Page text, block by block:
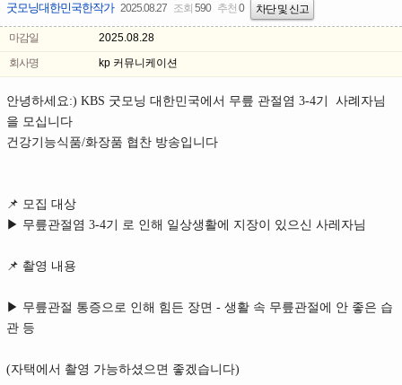
굿모닝대한민국한작가 2025.08.27 조회 590 추천 0 차단 및 신고
마감일
2025.08.28
회사명
kp 커뮤니케이션
안녕하세요:) KBS 굿모닝 대한민국에서 무릎 관절염 3-4기 사례자님
을 모십니다
건강기능식품/화장품 협찬 방송입니다
📌 모집 대상
▶ 무릎관절염 3-4기 로 인해 일상생활에 지장이 있으신 사레자님
📌 촬영 내용
▶ 무릎관절 통증으로 인해 힘든 장면 - 생활 속 무릎관절에 안 좋은 습
관 등
(자택에서 촬영 가능하셨으면 좋겠습니다)